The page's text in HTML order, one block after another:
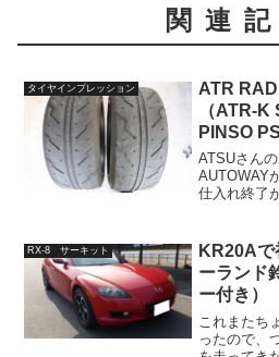
関連
タイヤインプレッション
ATR
（ATR-K
PINSO
ATSUさん
AUTOWAY
仕入れ終了
ので、つい
RX-8 サーキット
KR20Aで
ーランド
ー付き）
これまたち
ったので、